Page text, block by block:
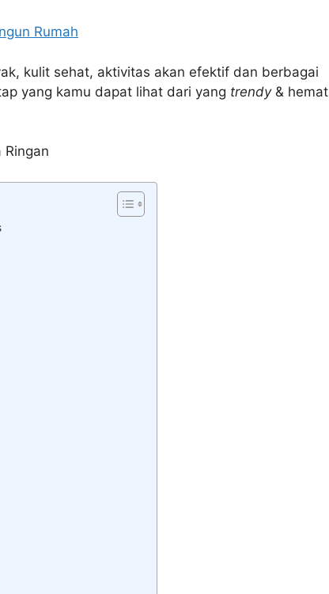
Rumah
kulit sehat, aktivitas akan efektif dan berbagai
yang kamu dapat lihat dari yang trendy& hemat
Ringan